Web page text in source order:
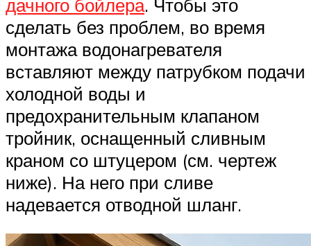
дачного бойлера. Чтобы это
сделать без проблем, во время
монтажа водонагревателя
вставляют между патрубком подачи
холодной воды и
предохранительным клапаном
тройник, оснащенный сливным
краном со штуцером (см. чертеж
ниже). На него при сливе
надевается отводной шланг.